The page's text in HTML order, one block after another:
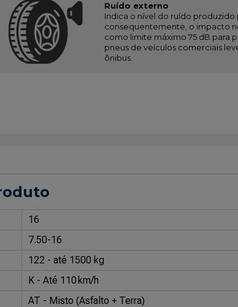
Ruído externo
Indica o nível do ruído produzido
consequentemente, o impacto
como limite máximo 75 dB para
pneus de veículos comerciais
ônibus.
16
7.50-16
122 - até 1500 kg
K - Até 110 km/h
AT - Misto (Asfalto + Terra)